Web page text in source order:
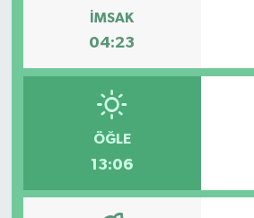
İMSAK
04:23
ÖĞLE
13:06